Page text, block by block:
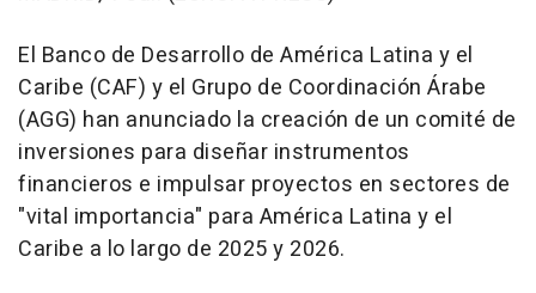
El Banco de Desarrollo de América Latina y el
Caribe (CAF) y el Grupo de Coordinación Árabe
(AGG) han anunciado la creación de un comité de
inversiones para diseñar instrumentos
financieros e impulsar proyectos en sectores de
"vital importancia" para América Latina y el
Caribe a lo largo de 2025 y 2026.